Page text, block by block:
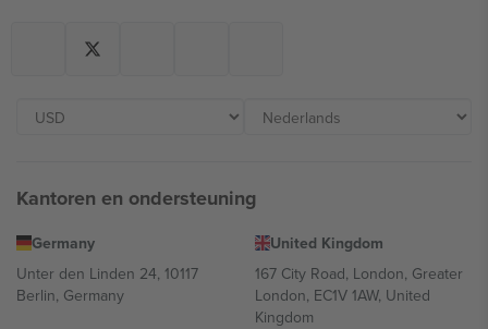
Kantoren en ondersteuning
Germany
Unter den Linden 24, 10117
Berlin, Germany
United Kingdom
167 City Road, London, Greater
London, EC1V 1AW, United
Kingdom